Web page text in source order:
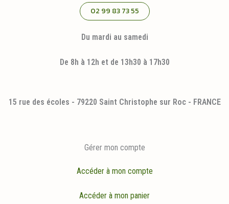
02 99 83 73 55
Du mardi au samedi
De 8h à 12h et de 13h30 à 17h30
15 rue des écoles - 79220 Saint Christophe sur Roc - FRANCE
Gérer mon compte
Accéder à mon compte
Accéder à mon panier